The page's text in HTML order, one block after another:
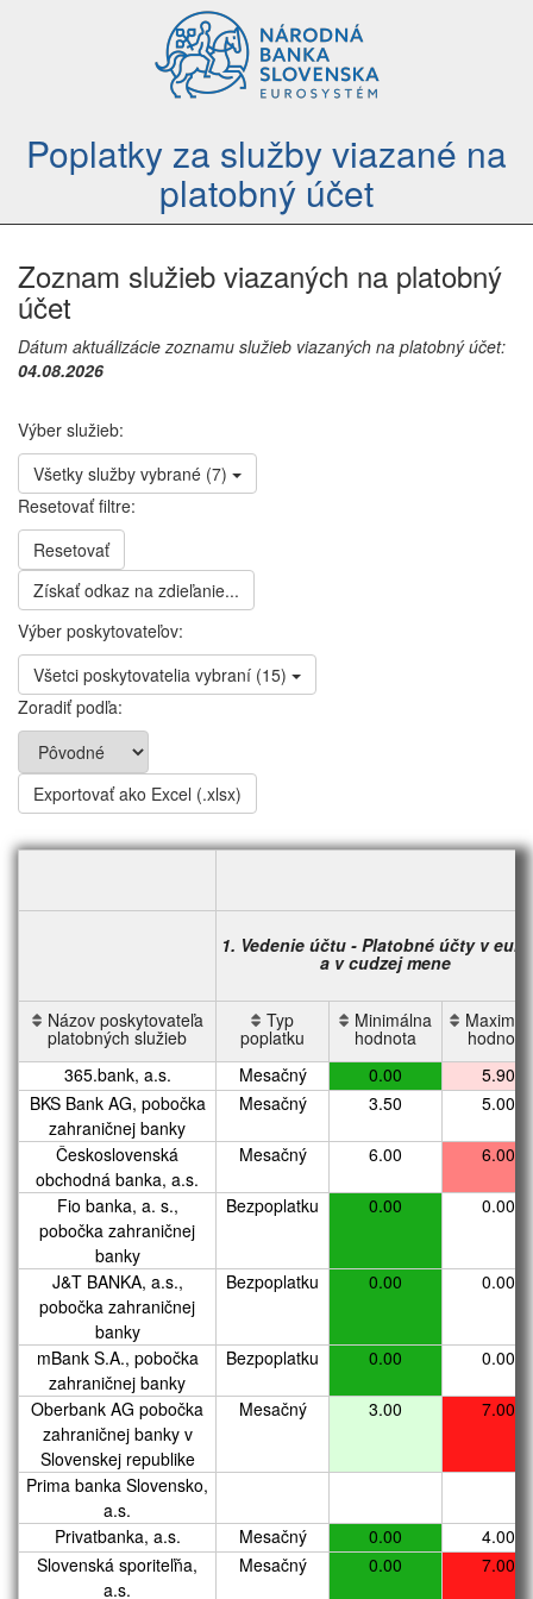
Poplatky za služby viazané na
platobný účet
Zoznam služieb viazaných na platobný
účet
Dátum aktuálizácie zoznamu služieb viazaných na platobný účet:
04.08.2026
Výber služieb:
Všetky služby vybrané (7)
Resetovať filtre:
Resetovať
Získať odkaz na zdieľanie...
Výber poskytovateľov:
Všetci poskytovatelia vybraní (15)
Zoradiť podľa:
365.bank, a.s. Mesačný 0.00
5.90
BKS Bank AG, pobočka
zahraničnej banky
Mesačný 3.50 5.00
Československá
obchodná banka, a.s.
Mesačný 6.00 6.00
Fio banka, a. s.,
pobočka zahraničnej
banky
Bezpoplatku 0.00 0.00
J&T BANKA, a.s.,
pobočka zahraničnej
banky
Bezpoplatku 0.00 0.00
mBank S.A., pobočka
zahraničnej banky
Bezpoplatku 0.00 0.00
Oberbank AG pobočka
zahraničnej banky v
Slovenskej republike
Mesačný 3.00 7.00
Prima banka Slovensko,
a.s.
Privatbanka, a.s.
Mesačný 0.00
4.00
Slovenská sporiteľňa,
a.s.
Mesačný 0.00 7.00
1. Vedenie účtu - Platobné účty v
a v cudzej mene
Názov poskytovateľa
platobných služieb
Typ
poplatku
Minimálna
hodnota
hodnota
365.bank, a.s.
BKS Bank AG, pobočka
zahraničnej banky
Československá
obchodná banka, a.s.
Fio banka, a. s.,
pobočka zahraničnej
banky
J&T BANKA, a.s.,
pobočka zahraničnej
banky
mBank S.A., pobočka
zahraničnej banky
Oberbank AG pobočka
zahraničnej banky v
Slovenskej republike
Prima banka Slovensko,
a.s.
Privatbanka, a.s.
Slovenská sporiteľňa,
a.s.
Názov poskytovateľa
platobných služieb